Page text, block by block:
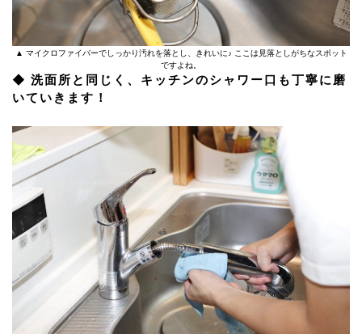
▲ マイクロファイバーでしっかり汚れを落とし、きれいに♪ ここは見落としがちなスポット
ですよね。
◆ 洗面所と同じく、キッチンのシャワー口も丁寧に磨
いていきます！